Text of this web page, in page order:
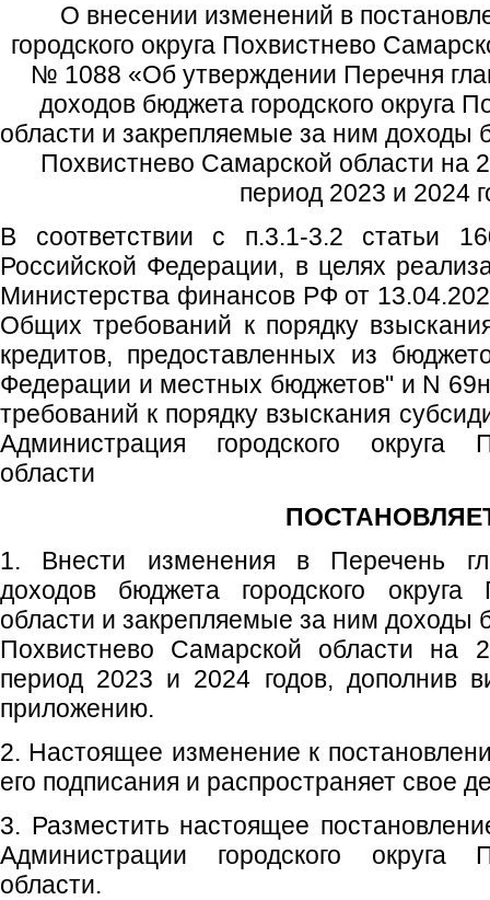
О внесении изменений в
городского округа Похвистнево
№ 1088 «Об утверждении Перечня
доходов бюджета городского округа
области и закрепляемые за ним доходы
Похвистнево Самарской области на
период 2023 и 2024
В соответствии с п.3.1-3.2 статьи
Российской Федерации, в целях
Министерства финансов РФ от
Общих требований к порядку
кредитов, предоставленных из
Федерации и местных бюджетов" и N
требований к порядку взыскания
Администрация городского округа
области
1. Внести изменения в Перечень
доходов бюджета городского округа
области и закрепляемые за ним доходы
Похвистнево Самарской области на
период 2023 и 2024 годов, дополнив
приложению.
2. Настоящее изменение к
его подписания и распространяет свое
3. Разместить настоящее
Администрации городского округа
области.